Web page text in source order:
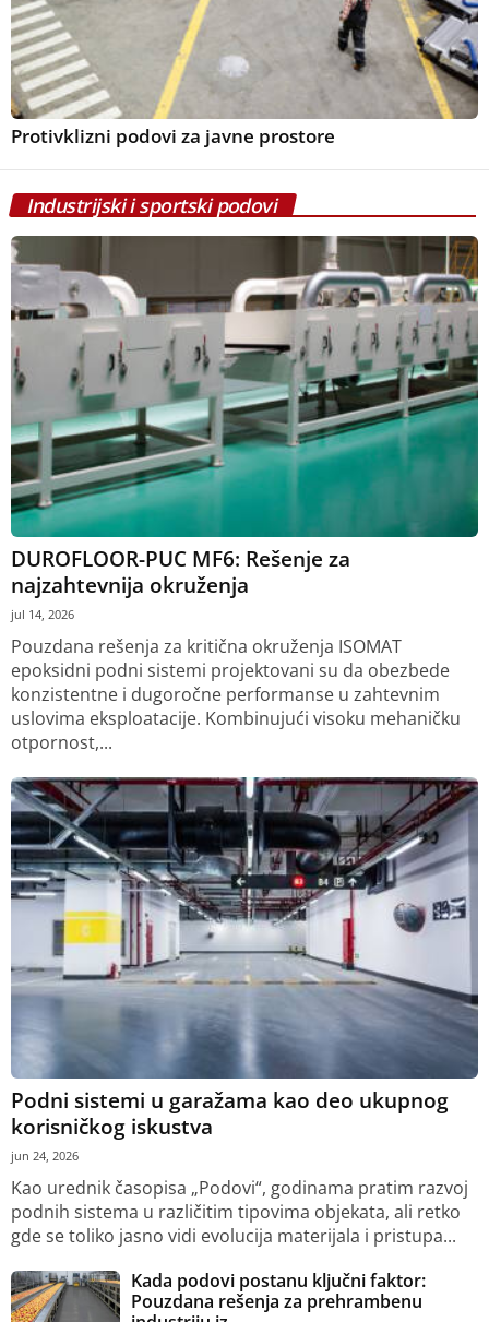
Protivklizni podovi za javne prostore
Industrijski i sportski podovi
DUROFLOOR-PUC MF6: Rešenje za
najzahtevnija okruženja
jul 14, 2026
Pouzdana rešenja za kritična okruženja ISOMAT
epoksidni podni sistemi projektovani su da obezbede
konzistentne i dugoročne performanse u zahtevnim
uslovima eksploatacije. Kombinujući visoku mehaničku
otpornost,...
Podni sistemi u garažama kao deo ukupnog
korisničkog iskustva
jun 24, 2026
Kao urednik časopisa „Podovi“, godinama pratim razvoj
podnih sistema u različitim tipovima objekata, ali retko
gde se toliko jasno vidi evolucija materijala i pristupa...
Kada podovi postanu ključni faktor:
Pouzdana rešenja za prehrambenu